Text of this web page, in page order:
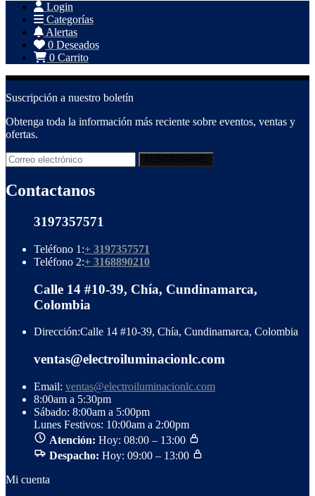
Login
Categorías
Alertas
0 Deseados
0 Carrito
Suscripción a nuestro boletín
Obtenga toda la información más reciente sobre eventos, ventas y
ofertas.
Contactanos
3197357571
Teléfono 1:+ 3197357571
Teléfono 2:+ 3168890210
Calle 14 #10-39, Chía, Cundinamarca,
Colombia
Dirección:Calle 14 #10-39, Chía, Cundinamarca, Colombia
ventas@electroiluminacionlc.com
Email: ventas@electroiluminacionlc.com
8:00am a 5:30pm
Sábado: 8:00am a 5:00pm
Lunes Festivos: 10:00am a 2:00pm
Atención: Hoy: 08:00 – 13:00
Despacho: Hoy: 09:00 – 13:00
Mi cuenta